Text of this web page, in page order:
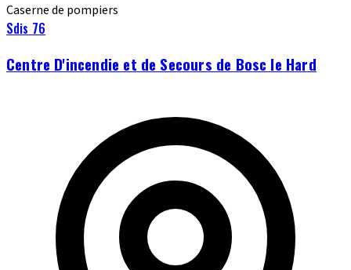
Caserne de pompiers
Sdis 76
Centre D'incendie et de Secours de Bosc le Hard